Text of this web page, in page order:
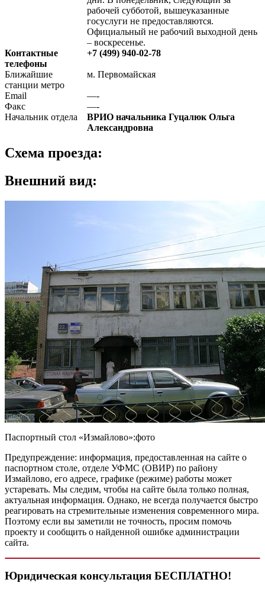
рабочей субботой, вышеуказанные
госуслуги не предоставляются.
Официальный не рабочий выходной день
– воскресенье.
Контактные
телефоны
+7 (499) 940-02-78
Ближайшие
станции метро
м. Первомайская
Email
—-
Факс
—-
Начальник отдела
ВРИО начальника Гуцалюк Ольга
Александровна
Схема проезда:
Внешний вид:
Паспортный стол «Измайлово»:фото
Предупреждение: информация, предоставленная на сайте о
паспортном столе, отделе УФМС (ОВИР) по району
Измайлово, его адресе, графике (режиме) работы может
устаревать. Мы следим, чтобы на сайте была только полная,
актуальная информация. Однако, не всегда получается быстро
реагировать на стремительные изменения современного мира.
Поэтому если вы заметили не точность, просим помочь
проекту и сообщить о найденной ошибке администрации
сайта.
Юридическая консультация БЕСПЛАТНО!